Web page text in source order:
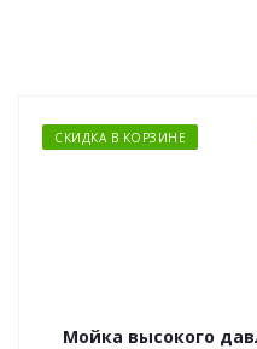
СКИДКА В КОРЗИНЕ
Мойка высокого